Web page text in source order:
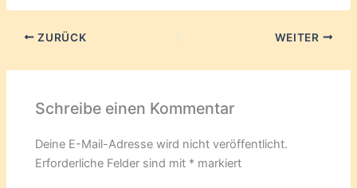
ZURÜCK WEITER
Schreibe einen Kommentar
Deine E-Mail-Adresse wird nicht veröffentlicht.
Erforderliche Felder sind mit * markiert